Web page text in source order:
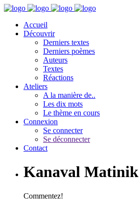
Accueil
Découvrir
Derniers textes
Derniers poèmes
Auteurs
Textes
Réactions
Ateliers
A la manière de..
Les dix mots
Le thème en cours
Connexion
Se connecter
Se déconnecter
Contact
Kanaval Matinik
Commentez!